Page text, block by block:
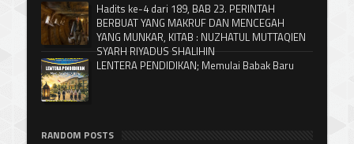
Hadits ke-4 dari 189, BAB 23. PERINTAH
BERBUAT YANG MAKRUF DAN MENCEGAH
YANG MUNKAR, KITAB : NUZHATUL MUTTAQIEN
SYARH RIYADUS SHALIHIN
LENTERA PENDIDIKAN; Memulai Babak Baru
RANDOM POSTS